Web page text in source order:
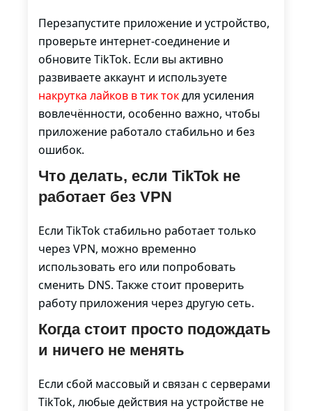
Перезапустите приложение и устройство,
проверьте интернет-соединение и
обновите TikTok. Если вы активно
развиваете аккаунт и используете
накрутка лайков в тик токдля усиления
вовлечённости, особенно важно, чтобы
приложение работало стабильно и без
ошибок.
Что делать, если TikTok не
работает без VPN
Если TikTok стабильно работает только
через VPN, можно временно
использовать его или попробовать
сменить DNS. Также стоит проверить
работу приложения через другую сеть.
Когда стоит просто подождать
и ничего не менять
Если сбой массовый и связан с серверами
TikTok, любые действия на устройстве не